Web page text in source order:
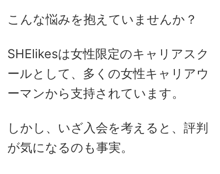
こんな悩みを抱えていませんか？
SHElikesは女性限定のキャリアスク
ールとして、多くの女性キャリアウ
ーマンから支持されています。
しかし、いざ入会を考えると、評判
が気になるのも事実。